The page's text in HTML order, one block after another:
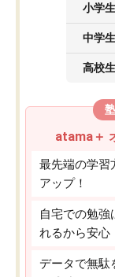
小学生
中学生
高校生
atama＋
最先端の学習
アップ！
自宅での勉強
れるから安心
データで無駄